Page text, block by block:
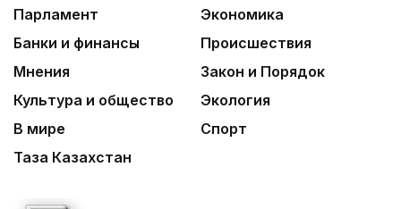
Парламент
Экономика
Банки и финансы
Происшествия
Мнения
Закон и Порядок
Культура и общество
Экология
В мире
Спорт
Таза Казахстан